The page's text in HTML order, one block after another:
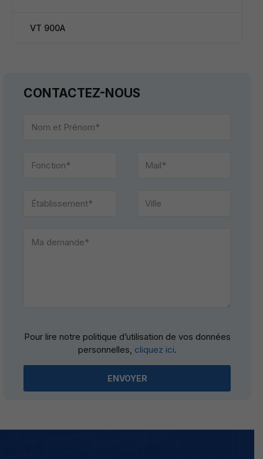
VT 900A
CONTACTEZ-NOUS
leave
field
Pour lire notre politique d’utilisation de vos données
personnelles, cliquez ici.